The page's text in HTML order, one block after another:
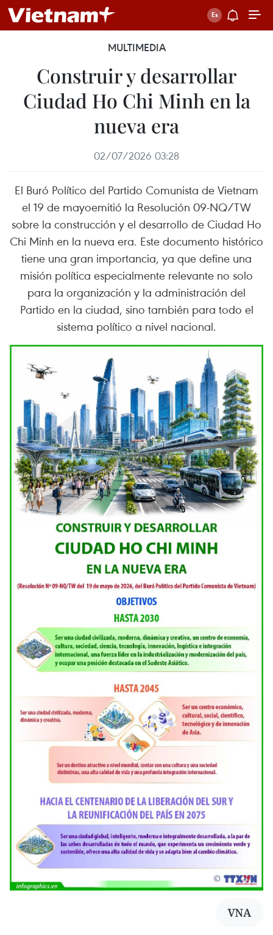
MULTIMEDIA
Construir y desarrollar
Ciudad Ho Chi Minh en la
nueva era
02/07/2026 03:28
El Buró Político del Partido Comunista de Vietnam
el 19 de mayoemitió la Resolución 09-NQ/TW
sobre la construcción y el desarrollo de Ciudad Ho
Chi Minh en la nueva era. Este documento histórico
tiene una gran importancia, ya que define una
misión política especialmente relevante no solo
para la organización y la administración del
Partido en la ciudad, sino también para todo el
sistema político a nivel nacional.
VNA